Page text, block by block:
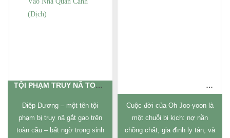
TỘI PHẠM TRUY NÃ TOÀN CẦU TRỌNG SINH VÀO NHÀ QUÂN CẢNH (DỊCH)
Diệp Dương – một tên tội
phạm bị truy nã gắt gao trên
toàn cầu – bất ngờ trọng sinh
TRỖI DẬY TỪ VỰC THẲM (DỊCH)
Cuộc đời của Oh Joo-yoon là
một chuỗi bi kịch: nợ nần
chồng chất, gia đình ly tán, và